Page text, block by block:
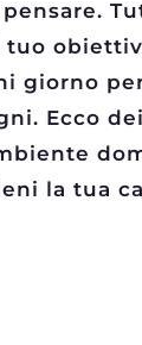
giorno
Ecco
la tua